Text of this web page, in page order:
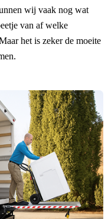
wij vaak nog wat
van af welke
het is zeker de moeite